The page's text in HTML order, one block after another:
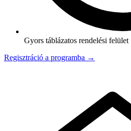
Gyors táblázatos rendelési felület
Regisztráció a programba →